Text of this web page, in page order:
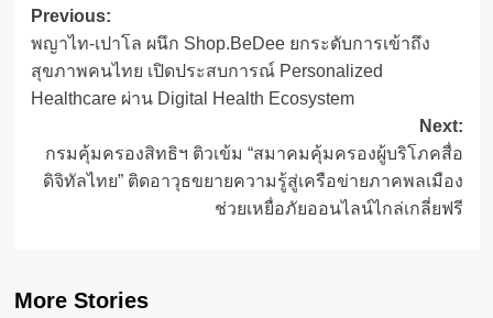
Post
navigation
Previous:
พญาไท-เปาโล ผนึก Shop.BeDee ยกระดับการเข้าถึง
สุขภาพคนไทย เปิดประสบการณ์ Personalized
Healthcare ผ่าน Digital Health Ecosystem
Next:
กรมคุ้มครองสิทธิฯ ติวเข้ม “สมาคมคุ้มครองผู้บริโภคสื่อ
ดิจิทัลไทย” ติดอาวุธขยายความรู้สู่เครือข่ายภาคพลเมือง
ช่วยเหยื่อภัยออนไลน์ไกล่เกลี่ยฟรี
More Stories